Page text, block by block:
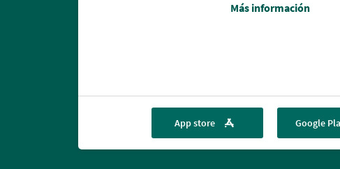
Más información
App store Google